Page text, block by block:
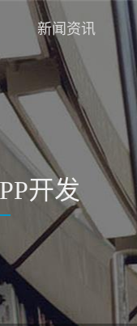
新闻资讯
开发